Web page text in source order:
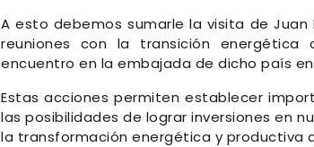
A esto debemos sumarle la visita de
reuniones con la transición
encuentro en la embajada de dicho país en
Estas acciones permiten establecer
las posibilidades de lograr inversiones en
la transformación energética y productiva